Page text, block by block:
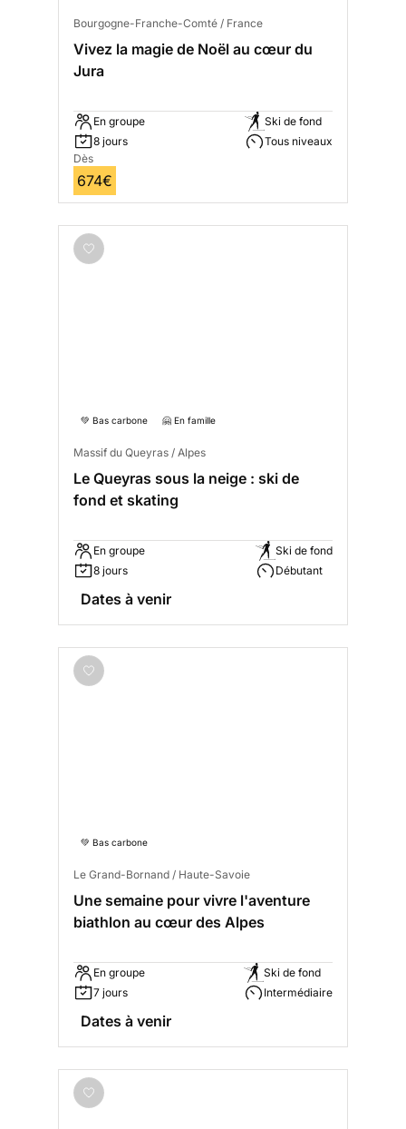
Bourgogne-Franche-Comté / France
Vivez la magie de Noël au cœur du
Jura
En groupe
8 jours
Ski de fond
Tous niveaux
Dès
674€
💚 Bas carbone 🤗 En famille
Massif du Queyras / Alpes
Le Queyras sous la neige : ski de
fond et skating
En groupe
8 jours
Ski de fond
Débutant
Dates à venir
💚 Bas carbone
Le Grand-Bornand / Haute-Savoie
Une semaine pour vivre l'aventure
biathlon au cœur des Alpes
En groupe
7 jours
Ski de fond
Intermédiaire
Dates à venir